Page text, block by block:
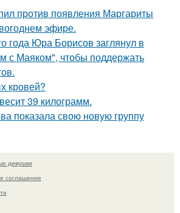
против появления Маргариты
эфире.
года Юра Борисов заглянул в
с Маяком", чтобы поддержать
кровей?
39 килограмм.
показала свою новую группу
девушки
соглашение